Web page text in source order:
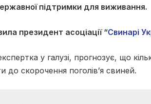
підтримки для виживання.
президент асоціації “Свинарі
у галузі, прогнозує, що
скорочення поголів’я свиней.